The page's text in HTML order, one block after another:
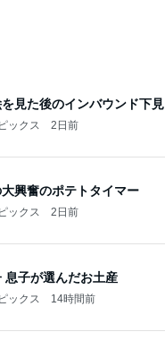
を見た後のインバウンド下見
ックス 2日前
興奮のポテトタイマー
ックス 2日前
息子が選んだお土産
ックス 14時間前